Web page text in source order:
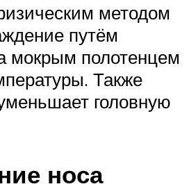
методом
путём
мокрым полотенцем
Также
головную
носа